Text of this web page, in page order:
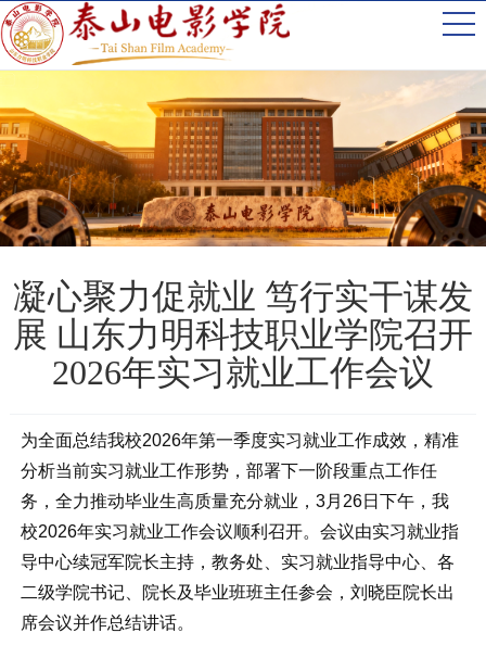
凝心聚力促就业 笃行实干谋发
展 山东力明科技职业学院召开
2026年实习就业工作会议
为全面总结我校2026年第一季度实习就业工作成效，精准
分析当前实习就业工作形势，部署下一阶段重点工作任
务，全力推动毕业生高质量充分就业，3月26日下午，我
校2026年实习就业工作会议顺利召开。会议由实习就业指
导中心续冠军院长主持，教务处、实习就业指导中心、各
二级学院书记、院长及毕业班班主任参会，刘晓臣院长出
席会议并作总结讲话。